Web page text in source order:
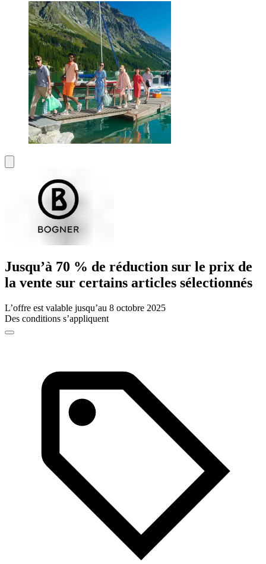
Jusqu’à 70 % de réduction sur le prix de
la vente sur certains articles sélectionnés
L’offre est valable jusqu’au 8 octobre 2025
Des conditions s’appliquent